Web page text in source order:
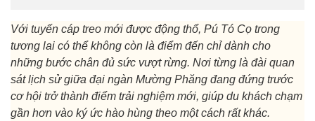
Với tuyến cáp treo mới được động thổ, Pú Tó Cọ trong
tương lai có thể không còn là điểm đến chỉ dành cho
những bước chân đủ sức vượt rừng. Nơi từng là đài quan
sát lịch sử giữa đại ngàn Mường Phăng đang đứng trước
cơ hội trở thành điểm trải nghiệm mới, giúp du khách chạm
gần hơn vào ký ức hào hùng theo một cách rất khác.